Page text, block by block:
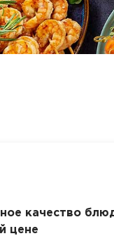
качество
цене